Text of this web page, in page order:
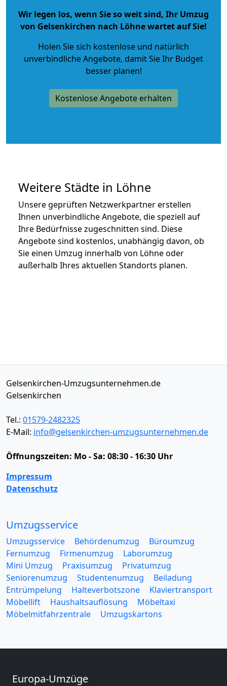
Wir legen los, wenn Sie so weit sind, Ihr Umzug
von Gelsenkirchen nach Löhne wartet auf Sie!
Holen Sie sich kostenlose und natürlich
unverbindliche Angebote, damit Sie Ihr Budget
besser planen!
Kostenlose Angebote erhalten
Weitere Städte in Löhne
Unsere geprüften Netzwerkpartner erstellen
Ihnen unverbindliche Angebote, die speziell auf
Ihre Bedürfnisse zugeschnitten sind. Diese
Angebote sind kostenlos, unabhängig davon, ob
Sie einen Umzug innerhalb von Löhne oder
außerhalb Ihres aktuellen Standorts planen.
Gelsenkirchen-Umzugsunternehmen.de
Gelsenkirchen
Tel.: 01579-2482325
E-Mail: info@gelsenkirchen-umzugsunternehmen.de
Öffnungszeiten: Mo - Sa: 08:30 - 16:30 Uhr
Impressum
Datenschutz
Umzugsservice
Umzugsservice Behördenumzug
Büroumzug
Fernumzug
Firmenumzug
Laborumzug
Mini Umzug
Praxisumzug
Privatumzug
Seniorenumzug
Studentenumzug
Beiladung
Entrümpelung
Halteverbotszone
Klaviertransport
Möbellift
Haushaltsauflösung
Möbeltaxi
Möbelmitfahrzentrale
Umzugskartons
Europa-Umzüge